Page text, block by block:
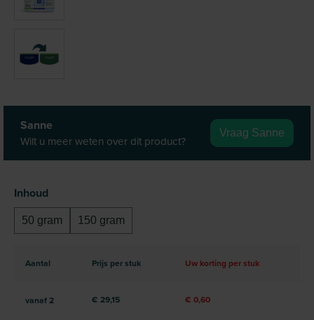
Sanne
Wilt u meer weten over dit product?
Vraag Sanne
Aantal Prijs per stuk Uw korting per stuk
vanaf2 € 29,15 € 0,60
Selecteer
Inhoud
50 gram 150 gram